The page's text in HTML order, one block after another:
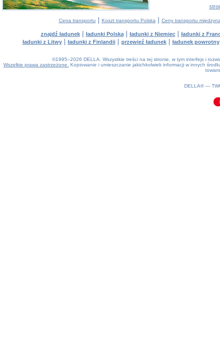
Cena transportu | Koszt transportu Polska | Ceny transportu
znajdź ładunek| ładunki Polska| ładunki z Niemiec| ładunki z
ładunki z Litwy| ładunki z Finlandii| przewieź ładunek| ładunek powrotny
©1995–2026 DELLA. Wszystkie treści na tej stronie, w tym interfejs i
Wszelkie prawa zastrzeżone.
Kopiowanie i umieszczanie jakichkolwiek informacji w innych
DELLA® —